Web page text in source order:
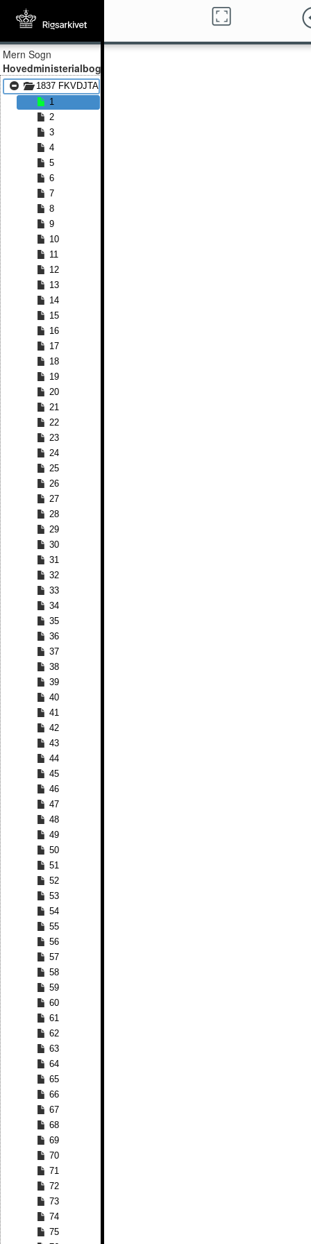
Mern Sogn
Hovedministerialbog
1837 FKVDJTA - 1859 FKVDJTA
1
2
3
4
5
6
7
8
9
10
11
12
13
14
15
16
17
18
19
20
21
22
23
24
25
26
27
28
29
30
31
32
33
34
35
36
37
38
39
40
41
42
43
44
45
46
47
48
49
50
51
52
53
54
55
56
57
58
59
60
61
62
63
64
65
66
67
68
69
70
71
72
73
74
75